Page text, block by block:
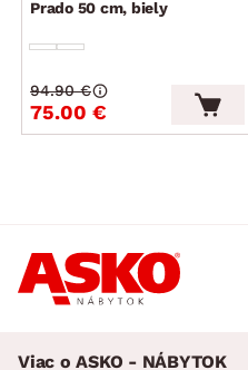
elegantný moderný štýl
Prado 50 cm, biely
75.00 €
94.90 €
Viac o ASKO - NÁBYTOK